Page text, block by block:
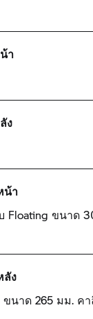
า
ง
น้า
Floating ขนาด
ลัง
ขนาด 265 มม. ค